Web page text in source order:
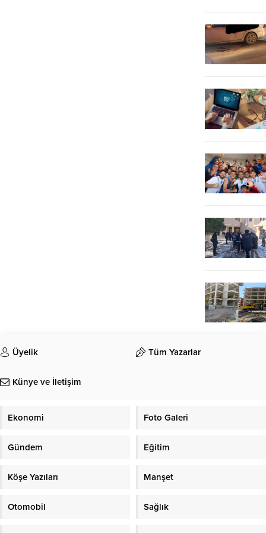
Üyelik Tüm Yazarlar
Künye ve İletişim
Ekonomi Foto Galeri
Gündem Eğitim
Köşe Yazıları Manşet
Otomobil Sağlık